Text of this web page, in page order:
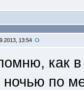
13:54
как
ночью по